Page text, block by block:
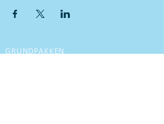
GRUNDPAKKEN